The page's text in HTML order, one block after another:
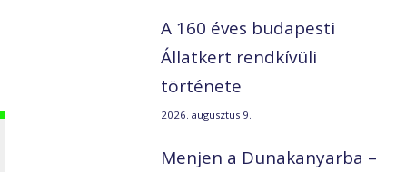
A 160 éves budapesti
Állatkert rendkívüli
története
2026. augusztus 9.
Menjen a Dunakanyarba –